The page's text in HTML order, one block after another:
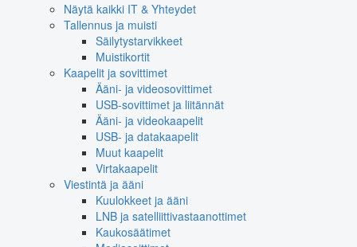
Näytä kaikki IT & Yhteydet
Tallennus ja muisti
Säilytystarvikkeet
Muistikortit
Kaapelit ja sovittimet
Ääni- ja videosovittimet
USB-sovittimet ja liitännät
Ääni- ja videokaapelit
USB- ja datakaapelit
Muut kaapelit
Virtakaapelit
Viestintä ja ääni
Kuulokkeet ja ääni
LNB ja satelliittivastaanottimet
Kaukosäätimet